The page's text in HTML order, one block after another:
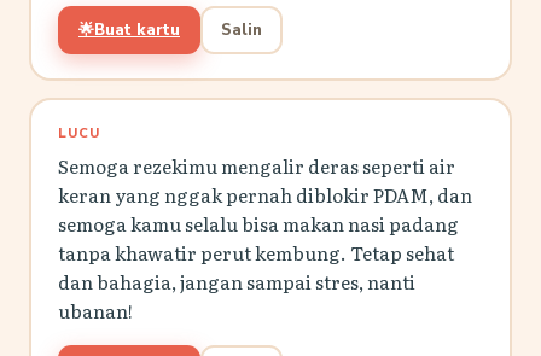
🌟Buat kartu Salin
LUCU
Semoga rezekimu mengalir deras seperti air
keran yang nggak pernah diblokir PDAM, dan
semoga kamu selalu bisa makan nasi padang
tanpa khawatir perut kembung. Tetap sehat
dan bahagia, jangan sampai stres, nanti
ubanan!